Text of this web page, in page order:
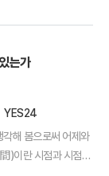
는가
YES24
해 봄으로써 어제와
)이란 시점과 시점